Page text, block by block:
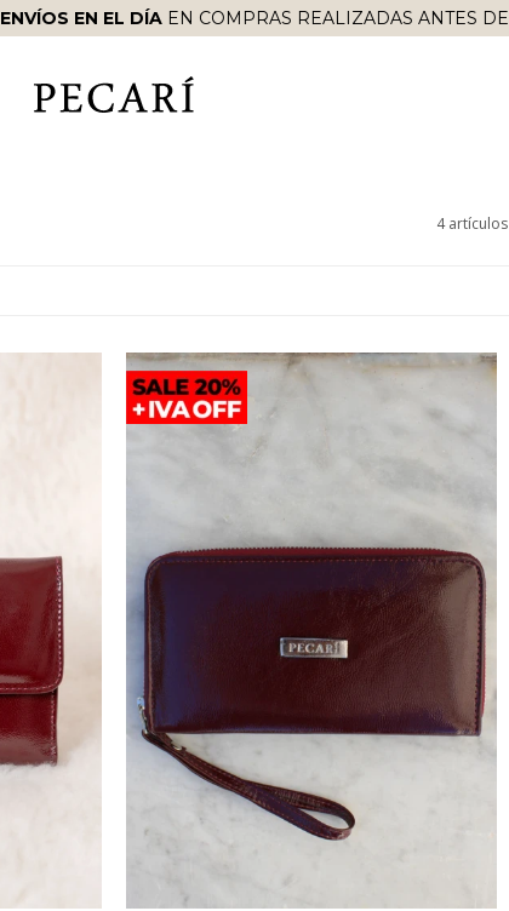
ENVÍOS EN EL DÍAEN COMPRAS REALIZADAS ANTES DE
4 artículos